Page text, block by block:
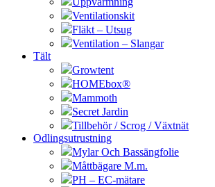
Ventilationskit
Fläkt – Utsug
Ventilation – Slangar
Tält
Growtent
HOMEbox®
Mammoth
Secret Jardin
Tillbehör / Scrog / Växtnät
Odlingsutrustning
Mylar Och Bassängfolie
Måttbägare M.m.
PH – EC-mätare